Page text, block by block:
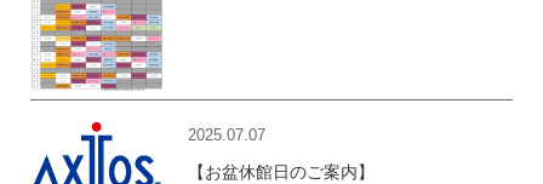
2025.07.07
【お盆休館日のご案内】